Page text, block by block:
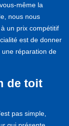
même la
nous nous
un prix compétitif
est de donner
réparation de
de toit
pas simple,